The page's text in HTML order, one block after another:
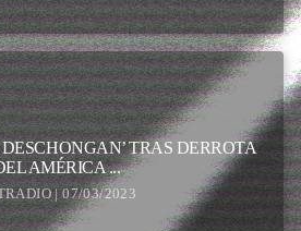
DESCHONGAN’ TRAS DERROTA
AMÉRICA ...
| 07/03/2023